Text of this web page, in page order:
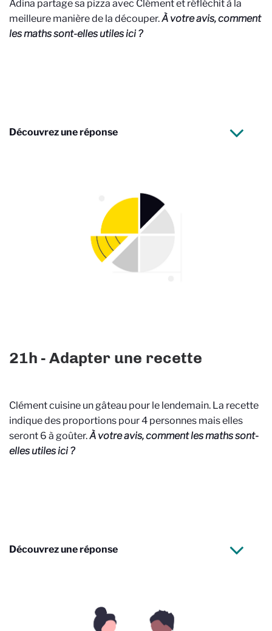
Adina partage sa pizza avec Clément et réfléchit à la
meilleure manière de la découper.À votre avis, comment
les maths sont-elles utiles ici ?
Découvrez une réponse
21h - Adapter une recette
Clément cuisine un gâteau pour le lendemain. La recette
indique des proportions pour 4 personnes mais elles
seront 6 à goûter.À votre avis, comment les maths sont-
elles utiles ici ?
Découvrez une réponse